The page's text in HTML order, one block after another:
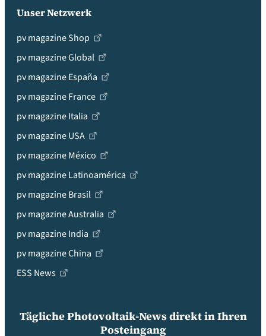
Unser Netzwerk
pv magazine Shop
pv magazine Global
pv magazine España
pv magazine France
pv magazine Italia
pv magazine USA
pv magazine México
pv magazine Latinoamérica
pv magazine Brasil
pv magazine Australia
pv magazine India
pv magazine China
ESS News
Tägliche Photovoltaik-News direkt in Ihren
Posteingang